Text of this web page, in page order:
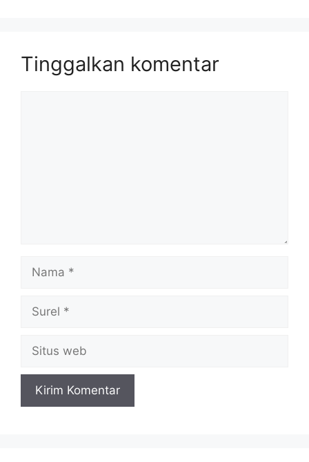
Tinggalkan komentar
Nama
Surel
Situs
web